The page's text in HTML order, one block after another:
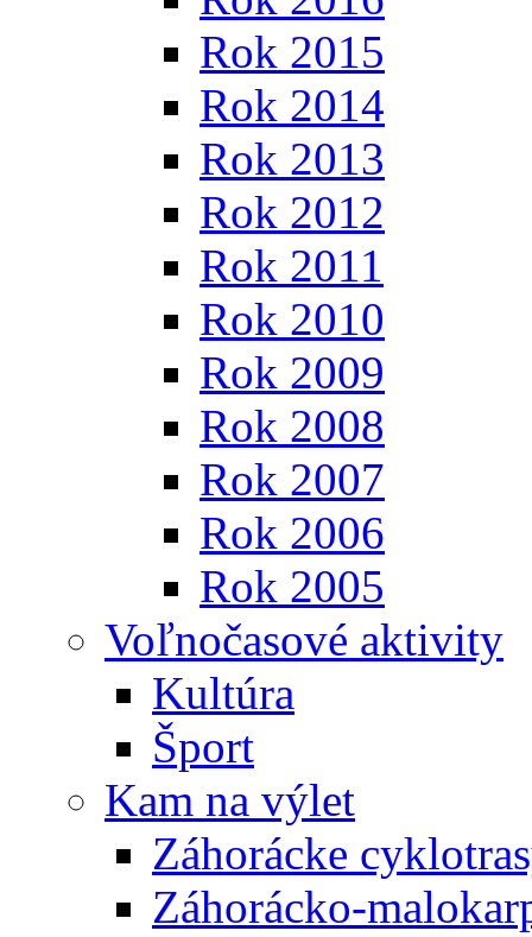
Rok 2015
Rok 2014
Rok 2013
Rok 2012
Rok 2011
Rok 2010
Rok 2009
Rok 2008
Rok 2007
Rok 2006
Rok 2005
Voľnočasové aktivity
Kultúra
Šport
Kam na výlet
Záhorácke
Záhorácko-